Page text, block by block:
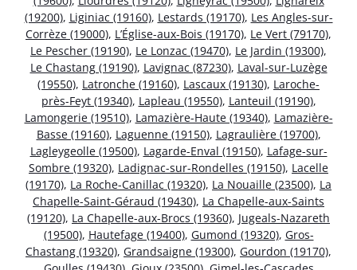
(19200), Liginiac (19160), Lestards (19170), Les Angles-sur-
Corrèze (19000), L’Église-aux-Bois (19170), Le Vert (79170),
Le Pescher (19190), Le Lonzac (19470), Le Jardin (19300),
Le Chastang (19190), Lavignac (87230), Laval-sur-Luzège
(19550), Latronche (19160), Lascaux (19130), Laroche-
près-Feyt (19340), Lapleau (19550), Lanteuil (19190),
Lamongerie (19510), Lamazière-Haute (19340), Lamazière-
Basse (19160), Laguenne (19150), Lagraulière (19700),
Lagleygeolle (19500), Lagarde-Enval (19150), Lafage-sur-
Sombre (19320), Ladignac-sur-Rondelles (19150), Lacelle
(19170), La Roche-Canillac (19320), La Nouaille (23500), La
Chapelle-Saint-Géraud (19430), La Chapelle-aux-Saints
(19120), La Chapelle-aux-Brocs (19360), Jugeals-Nazareth
(19500), Hautefage (19400), Gumond (19320), Gros-
Chastang (19320), Grandsaigne (19300), Gourdon (19170),